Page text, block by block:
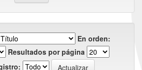
En orden:
Resultados por página